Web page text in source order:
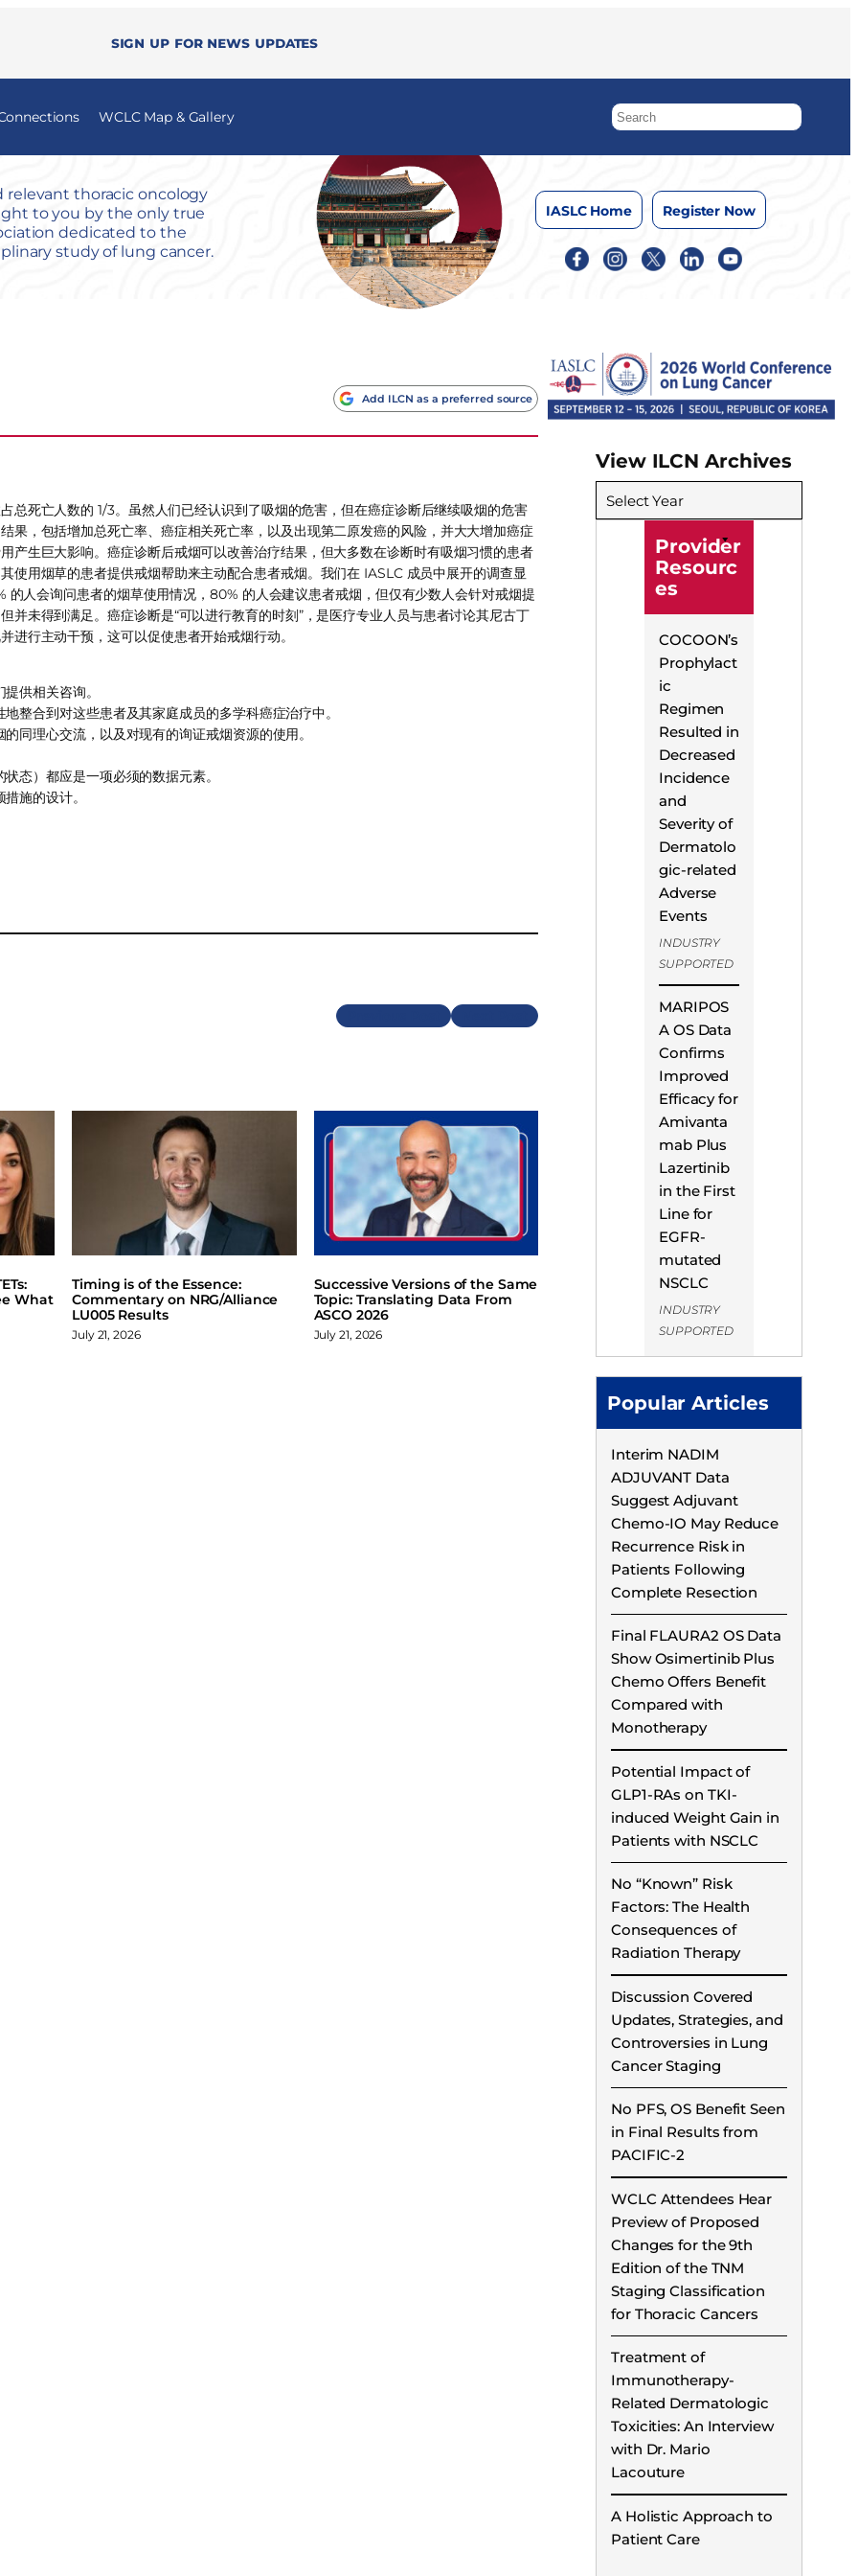
Sign up for news updates
WCLC Map & Gallery
relevant thoracic oncology
to you by the only true
dedicated to the
study of lung cancer.
IASLC Home Register Now
Add ILCN as a preferred source
总死亡人数的 1/3。虽然人们已经认识到了吸烟的危害，但在癌症诊断后继续吸烟的危害
果，包括增加总死亡率、癌症相关死亡率，以及出现第二原发癌的风险，并大大增加癌症
产生巨大影响。癌症诊断后戒烟可以改善治疗结果，但大多数在诊断时有吸烟习惯的患者
使用烟草的患者提供戒烟帮助来主动配合患者戒烟。我们在 IASLC 成员中展开的调查显
人会询问患者的烟草使用情况，80% 的人会建议患者戒烟，但仅有少数人会针对戒烟提
未得到满足。癌症诊断是“可以进行教育的时刻”，是医疗专业人员与患者讨论其尼古丁
进行主动干预，这可以促使患者开始戒烟行动。
供相关咨询。
整合到对这些患者及其家庭成员的多学科癌症治疗中。
同理心交流，以及对现有的询证戒烟资源的使用。
态）都应是一项必须的数据元素。
施的设计。
What
Timing is of the Essence:
Commentary on NRG/Alliance
LU005 Results
July 21, 2026
Successive Versions of the Same
Topic: Translating Data From
ASCO 2026
July 21, 2026
View ILCN Archives
Select Year
Provider
Resourc
es
COCOON’s
Prophylact
ic
Regimen
Resulted in
Decreased
Incidence
and
Severity of
Dermatolo
gic-related
Adverse
Events
INDUSTRY
SUPPORTED
MARIPOS
A OS Data
Confirms
Improved
Efficacy for
Amivanta
mab Plus
Lazertinib
in the First
Line for
EGFR-
mutated
NSCLC
INDUSTRY
SUPPORTED
Popular Articles
Interim NADIM
ADJUVANT Data
Suggest Adjuvant
Chemo-IO May Reduce
Recurrence Risk in
Patients Following
Complete Resection
Final FLAURA2 OS Data
Show Osimertinib Plus
Chemo Offers Benefit
Compared with
Monotherapy
Potential Impact of
GLP1-RAs on TKI-
induced Weight Gain in
Patients with NSCLC
No “Known” Risk
Factors: The Health
Consequences of
Radiation Therapy
Discussion Covered
Updates, Strategies, and
Controversies in Lung
Cancer Staging
No PFS, OS Benefit Seen
in Final Results from
PACIFIC-2
WCLC Attendees Hear
Preview of Proposed
Changes for the 9th
Edition of the TNM
Staging Classification
for Thoracic Cancers
Treatment of
Immunotherapy-
Related Dermatologic
Toxicities: An Interview
with Dr. Mario
Lacouture
A Holistic Approach to
Patient Care